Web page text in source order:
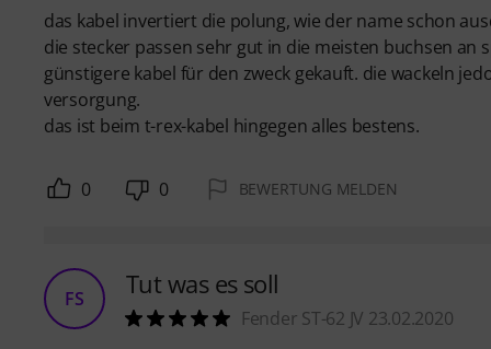
das kabel invertiert die polung, wie der name schon
die stecker passen sehr gut in die meisten buchsen
günstigere kabel für den zweck gekauft. die wackeln
versorgung.
das ist beim t-rex-kabel hingegen alles bestens.
0 0 BEWERTUNG MELDEN
FS Tut was es soll
Fender ST-62 JV 23.02.2020